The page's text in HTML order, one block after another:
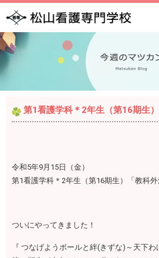
第1看護学科＊2年生（第16期生）
令和5年9月15日（金）
第1看護学科＊2年生（第16期生）「教科外
ついにやってきました！
『 つなげようボールと絆(きずな)～天下わ